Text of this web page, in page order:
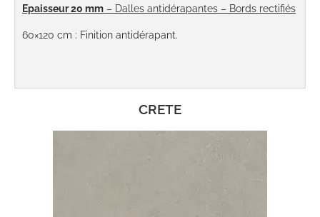
Epaisseur 20 mm – Dalles antidérapantes – Bords rectifiés
60×120 cm : Finition antidérapant.
CRETE